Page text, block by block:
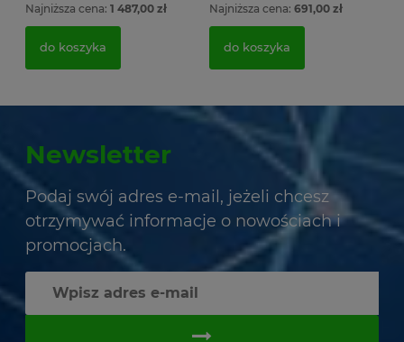
Najniższa cena: 1 487,00 zł
do koszyka
Najniższa cena: 691,00 zł
do koszyka
Newsletter
Podaj swój adres e-mail, jeżeli chcesz
otrzymywać informacje o nowościach i
promocjach.